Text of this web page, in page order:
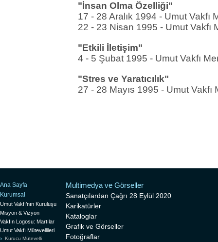
"İnsan Olma Özelliği"
17 - 28 Aralık 1994 - Umut Vakfı
22 - 23 Nisan 1995 - Umut Vakfı
"Etkili İletişim"
4 - 5 Şubat 1995 - Umut Vakfı
"Stres ve Yaratıcılık"
27 - 28 Mayıs 1995 - Umut
Ana Sayfa
Kurumsal
Umut Vakfı’nın Kuruluşu
Misyon & Vizyon
Vakfın Logosu: Martılar
Umut Vakfı Mütevellileri
Kurucu Mütevelli
Multimedya ve Görseller
Sanatçılardan Çağrı 28 Eylül 2020
Karikatürler
Kataloglar
Grafik ve Görseller
Fotoğraflar